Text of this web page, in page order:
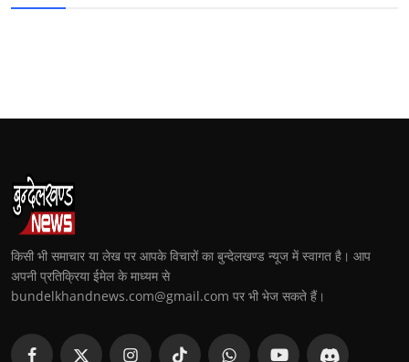
किसी भी समाचार या लेख पर आपके विचारों का बुन्देलखण्ड न्यूज में स्वागत है। आप
अपनी प्रतिक्रिया ईमेल के माध्यम से
bundelkhandnews.com@gmail.com पर भी भेज सकते हैं।